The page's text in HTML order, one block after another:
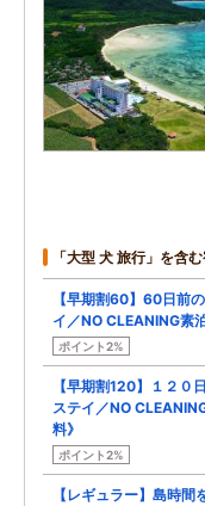
「大型 犬 旅行」を含
【早期割60】60日前
イ／NO CLEANING
ポイント2%
【早期割120】１２０
ステイ／NO
料》
ポイント2%
【レギュラー】島時